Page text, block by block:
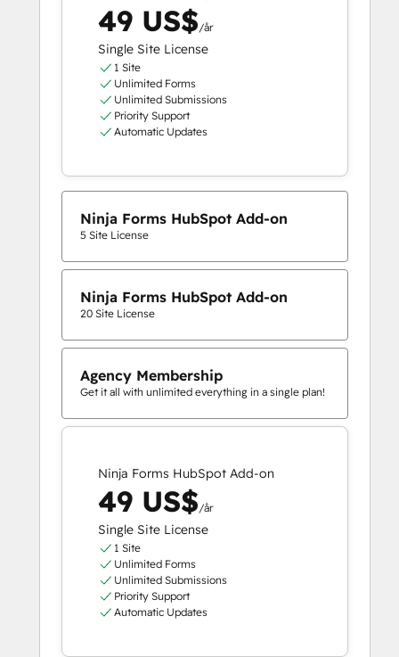
49 US$/år
Single Site License
1 Site
Unlimited Forms
Unlimited Submissions
Priority Support
Automatic Updates
Ninja Forms HubSpot Add-on
5 Site License
Ninja Forms HubSpot Add-on
20 Site License
Agency Membership
Get it all with unlimited everything in a single plan!
Ninja Forms HubSpot Add-on
49 US$/år
Single Site License
1 Site
Unlimited Forms
Unlimited Submissions
Priority Support
Automatic Updates